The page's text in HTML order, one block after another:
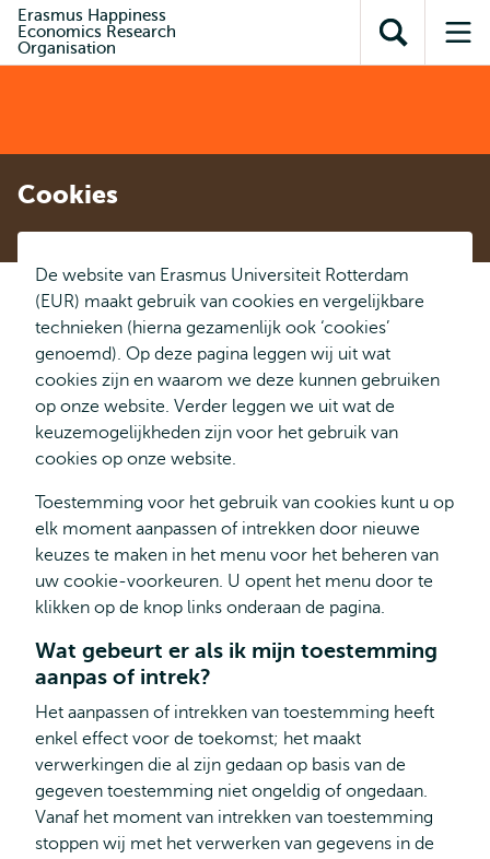
inhoud
Direct naar
subnavigatie
Erasmus Happiness
Economics Research
Organisation
Toon
zoekveld
Cookies
De website van Erasmus Universiteit Rotterdam
(EUR) maakt gebruik van cookies en vergelijkbare
technieken (hierna gezamenlijk ook ‘cookies’
genoemd). Op deze pagina leggen wij uit wat
cookies zijn en waarom we deze kunnen gebruiken
op onze website. Verder leggen we uit wat de
keuzemogelijkheden zijn voor het gebruik van
cookies op onze website.
Toestemming voor het gebruik van cookies kunt u op
elk moment aanpassen of intrekken door nieuwe
keuzes te maken in het menu voor het beheren van
uw cookie-voorkeuren. U opent het menu door te
klikken op de knop links onderaan de pagina.
Wat gebeurt er als ik mijn toestemming
aanpas of intrek?
Het aanpassen of intrekken van toestemming heeft
enkel effect voor de toekomst; het maakt
verwerkingen die al zijn gedaan op basis van de
gegeven toestemming niet ongeldig of ongedaan.
Vanaf het moment van intrekken van toestemming
stoppen wij met het verwerken van gegevens in de